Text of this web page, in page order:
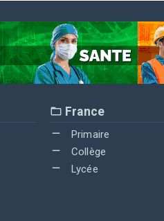
France
Primaire
Collège
Lycée